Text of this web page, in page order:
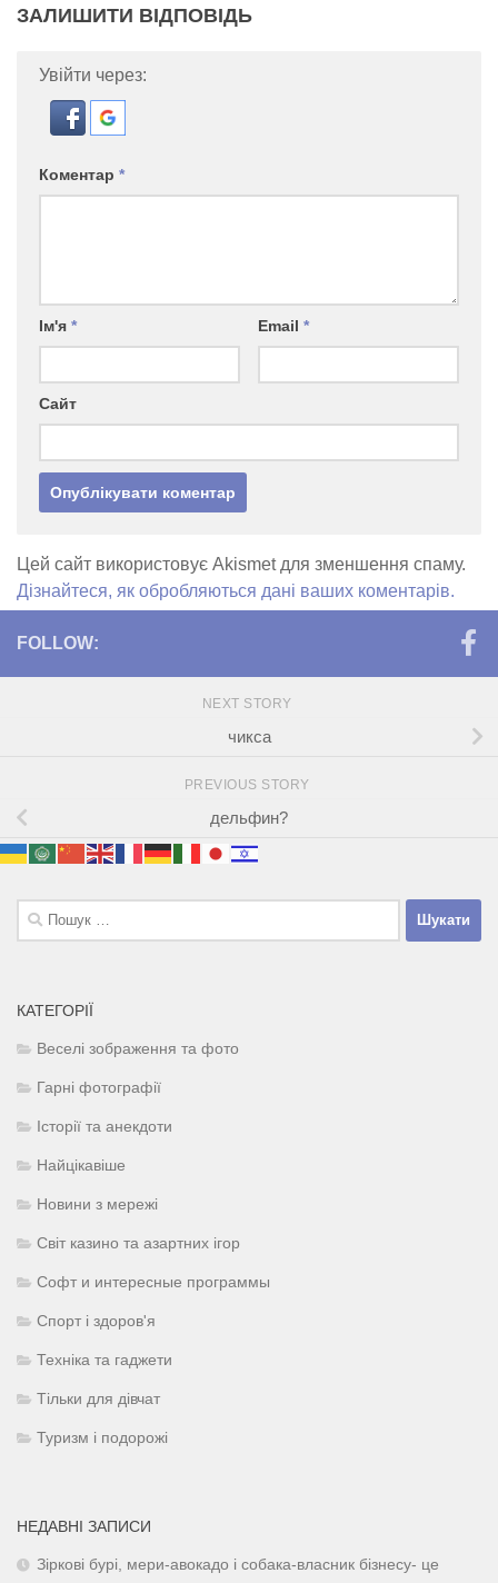
ЗАЛИШИТИ ВІДПОВІДЬ
Увійти через:
Коментар *
Ім'я * Email *
Сайт
Цей сайт використовує Akismet для зменшення спаму.
Дізнайтеся, як обробляються дані ваших коментарів.
FOLLOW:
NEXT STORY
чикса
PREVIOUS STORY
дельфин?
Пошук:
КАТЕГОРІЇ
Веселі зображення та фото
Гарні фотографії
Історії та анекдоти
Найцікавіше
Новини з мережі
Світ казино та азартних ігор
Софт и интересные программы
Спорт і здоров'я
Техніка та гаджети
Тільки для дівчат
Туризм і подорожі
НЕДАВНІ ЗАПИСИ
Зіркові бурі, мери-авокадо і собака-власник бізнесу- це